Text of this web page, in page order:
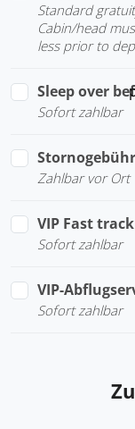
Standard
Cabin/head
less prior to
Sleep over
Sofort zahlbar
Stornogebühr
Zahlbar vor Ort
VIP Fast track
Sofort zahlbar
VIP-
Sofort zahlbar